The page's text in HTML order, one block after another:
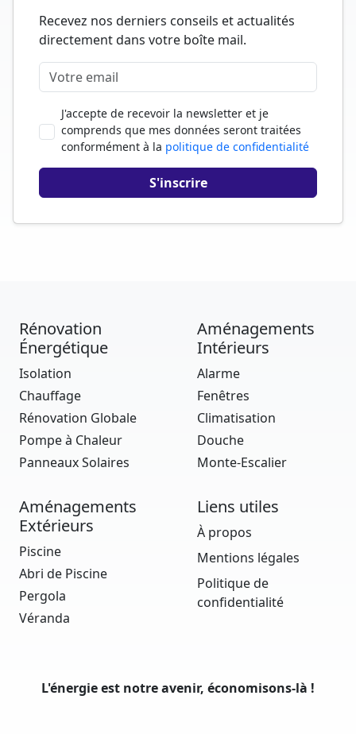
Recevez nos derniers conseils et actualités
directement dans votre boîte mail.
J'accepte de recevoir la newsletter et je
comprends que mes données seront traitées
conformément à la politique de confidentialité
Rénovation
Énergétique
Isolation
Chauffage
Rénovation Globale
Pompe à Chaleur
Panneaux Solaires
Aménagements
Intérieurs
Alarme
Fenêtres
Climatisation
Douche
Monte-Escalier
Aménagements
Extérieurs
Piscine
Abri de Piscine
Pergola
Véranda
Liens utiles
À propos
Mentions légales
Politique de
confidentialité
L'énergie est notre avenir, économisons-là !